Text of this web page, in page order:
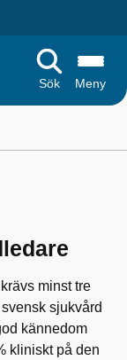
Sök
Meny
minst tre
sjukvård
kännedom
kliniskt på den